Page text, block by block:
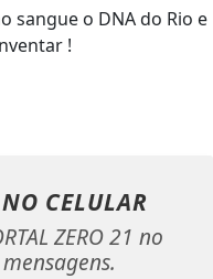
sangue o DNA do Rio e
!
NO CELULAR
ZERO 21 no